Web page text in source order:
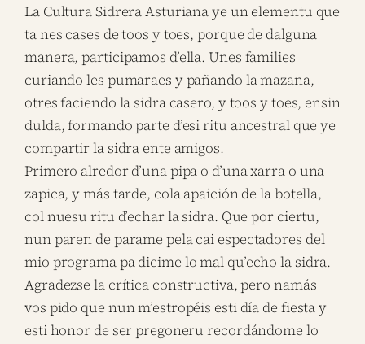
La Cultura Sidrera Asturiana ye un elementu que
ta nes cases de toos y toes, porque de dalguna
manera, participamos d’ella. Unes families
curiando les pumaraes y pañando la mazana,
otres faciendo la sidra casero, y toos y toes, ensin
dulda, formando parte d’esi ritu ancestral que ye
compartir la sidra ente amigos.
Primero alredor d’una pipa o d’una xarra o una
zapica, y más tarde, cola apaición de la botella,
col nuesu ritu d’echar la sidra. Que por ciertu,
nun paren de parame pela cai espectadores del
mio programa pa dicime lo mal qu’echo la sidra.
Agradezse la crítica constructiva, pero namás
vos pido que nun m’estropéis esti día de fiesta y
esti honor de ser pregoneru recordándome lo